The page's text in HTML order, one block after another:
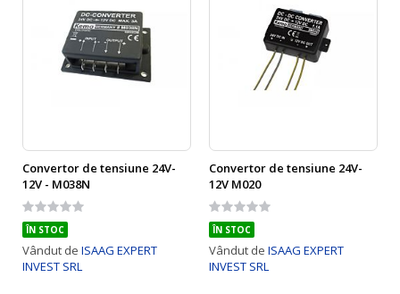
Convertor de tensiune 24V-
12V - M038N
Rating:
0%
ÎN STOC
Vândut de ISAAG EXPERT
INVEST SRL
Convertor de tensiune 24V-
12V M020
Rating:
0%
ÎN STOC
Vândut de ISAAG EXPERT
INVEST SRL